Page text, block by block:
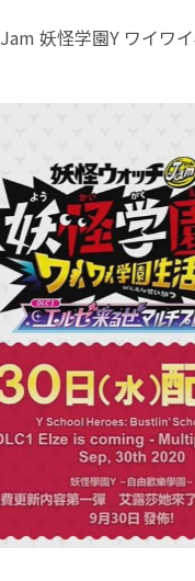
妖怪学園Y ワイワ